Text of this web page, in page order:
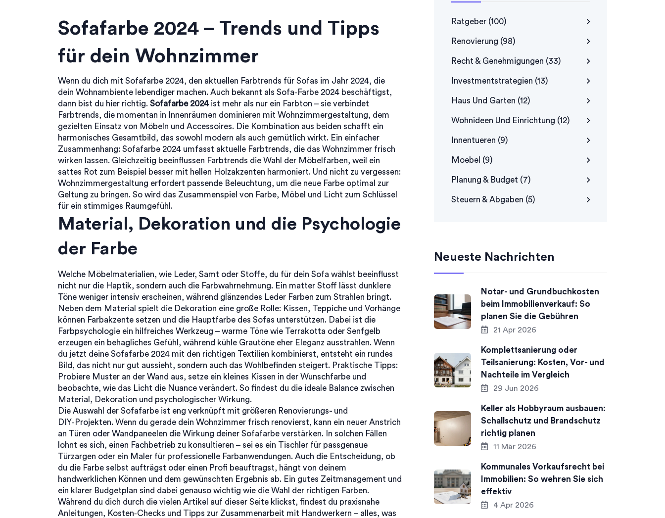
Sofafarbe 2024 – Trends und Tipps
für dein Wohnzimmer
Wenn du dich mit Sofafarbe 2024, den aktuellen Farbtrends für Sofas im Jahr 2024, die
dein Wohnambiente lebendiger machen. Auch bekannt als Sofa‑Farbe 2024 beschäftigst,
dann bist du hier richtig. Sofafarbe 2024ist mehr als nur ein Farbton – sie verbindet
Farbtrends, die momentan in Innenräumen dominieren mit Wohnzimmergestaltung, dem
gezielten Einsatz von Möbeln und Accessoires. Die Kombination aus beiden schafft ein
harmonisches Gesamtbild, das sowohl modern als auch gemütlich wirkt. Ein einfacher
Zusammenhang: Sofafarbe 2024 umfasst aktuelle Farbtrends, die das Wohnzimmer frisch
wirken lassen. Gleichzeitig beeinflussen Farbtrends die Wahl der Möbelfarben, weil ein
sattes Rot zum Beispiel besser mit hellen Holzakzenten harmoniert. Und nicht zu vergessen:
Wohnzimmergestaltung erfordert passende Beleuchtung, um die neue Farbe optimal zur
Geltung zu bringen. So wird das Zusammenspiel von Farbe, Möbel und Licht zum Schlüssel
für ein stimmiges Raumgefühl.
Material, Dekoration und die Psychologie
der Farbe
Welche Möbelmaterialien, wie Leder, Samt oder Stoffe, du für dein Sofa wählst beeinflusst
nicht nur die Haptik, sondern auch die Farbwahrnehmung. Ein matter Stoff lässt dunklere
Töne weniger intensiv erscheinen, während glänzendes Leder Farben zum Strahlen bringt.
Neben dem Material spielt die Dekoration eine große Rolle: Kissen, Teppiche und Vorhänge
können Farbakzente setzen und die Hauptfarbe des Sofas unterstützen. Dabei ist die
Farbpsychologie ein hilfreiches Werkzeug – warme Töne wie Terrakotta oder Senfgelb
erzeugen ein behagliches Gefühl, während kühle Grautöne eher Eleganz ausstrahlen. Wenn
du jetzt deine Sofafarbe 2024 mit den richtigen Textilien kombinierst, entsteht ein rundes
Bild, das nicht nur gut aussieht, sondern auch das Wohlbefinden steigert. Praktische Tipps:
Probiere Muster an der Wand aus, setze ein kleines Kissen in der Wunschfarbe und
beobachte, wie das Licht die Nuance verändert. So findest du die ideale Balance zwischen
Material, Dekoration und psychologischer Wirkung.
Die Auswahl der Sofafarbe ist eng verknüpft mit größeren Renovierungs- und
DIY‑Projekten. Wenn du gerade dein Wohnzimmer frisch renovierst, kann ein neuer Anstrich
an Türen oder Wandpaneelen die Wirkung deiner Sofafarbe verstärken. In solchen Fällen
lohnt es sich, einen Fachbetrieb zu konsultieren – sei es ein Tischler für passgenaue
Türzargen oder ein Maler für professionelle Farbanwendungen. Auch die Entscheidung, ob
du die Farbe selbst aufträgst oder einen Profi beauftragst, hängt von deinem
handwerklichen Können und dem gewünschten Ergebnis ab. Ein gutes Zeitmanagement und
ein klarer Budgetplan sind dabei genauso wichtig wie die Wahl der richtigen Farben.
Während du dich durch die vielen Artikel auf dieser Seite klickst, findest du praxisnahe
Anleitungen, Kosten‑Checks und Tipps zur Zusammenarbeit mit Handwerkern – alles, was
Ratgeber (100)
Renovierung (98)
Recht & Genehmigungen (33)
Investmentstrategien (13)
Haus Und Garten (12)
Wohnideen Und Einrichtung (12)
Innentueren (9)
Moebel (9)
Planung & Budget (7)
Steuern & Abgaben (5)
Neueste Nachrichten
Notar- und Grundbuchkosten
beim Immobilienverkauf: So
planen Sie die Gebühren
21 Apr 2026
Komplettsanierung oder
Teilsanierung: Kosten, Vor- und
Nachteile im Vergleich
29 Jun 2026
Keller als Hobbyraum ausbauen:
Schallschutz und Brandschutz
richtig planen
11 Mär 2026
Kommunales Vorkaufsrecht bei
Immobilien: So wehren Sie sich
effektiv
4 Apr 2026